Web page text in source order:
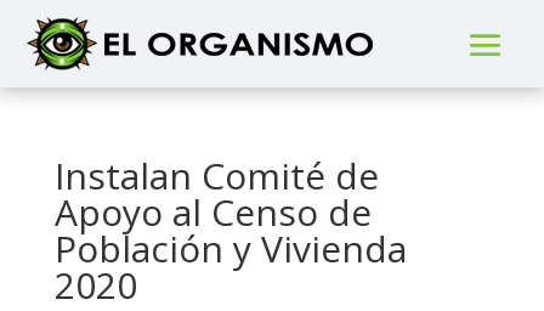
Instalan Comité de
Apoyo al Censo de
Población y Vivienda
2020